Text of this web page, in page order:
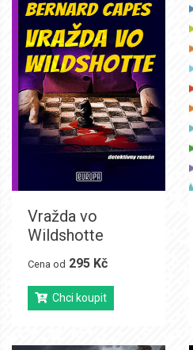
Vražda vo
Wildshotte
Cena od 295 Kč
Chci koupit